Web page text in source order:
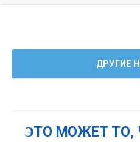
ДРУГИЕ
ЭТО МОЖЕТ